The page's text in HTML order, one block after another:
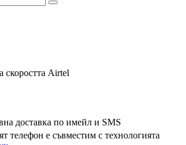
скоростта Airtel
доставка по имейл и SMS
телефон е съвместим с технологията